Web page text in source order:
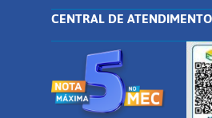
CENTRAL DE ATENDIMENTO